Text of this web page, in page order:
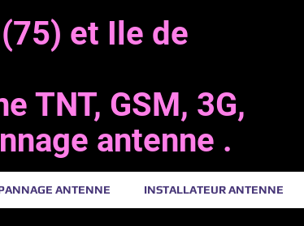
et Ile de
TNT, GSM, 3G,
antenne .
ANTENNE INSTALLATEUR ANTENNE